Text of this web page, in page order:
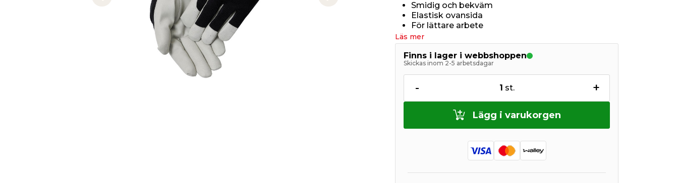
Previous slide Next slide
Smidig och bekväm
Elastisk ovansida
För lättare arbete
Läs mer
Finns i lager i webbshoppen
Skickas inom 2-5 arbetsdagar
- 1 st. +
Lägg i varukorgen